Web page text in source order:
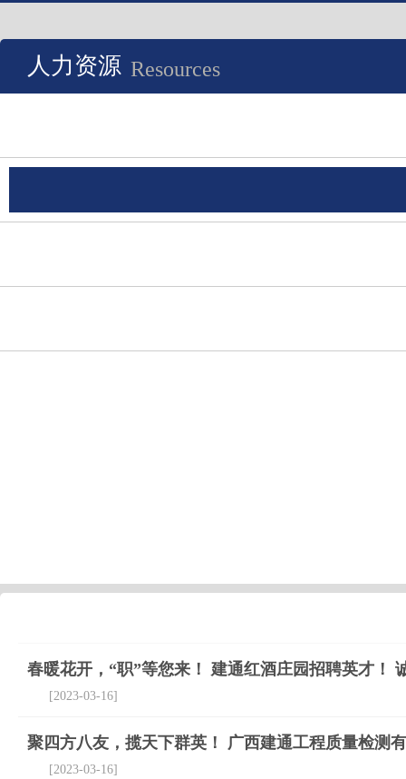
人力资源 Resources
春暖花开，“职”等您来！ 建通红酒庄园招聘英才！
[2023-03-16]
聚四方八友，揽天下群英！ 广西建通工程质量检测
[2023-03-16]